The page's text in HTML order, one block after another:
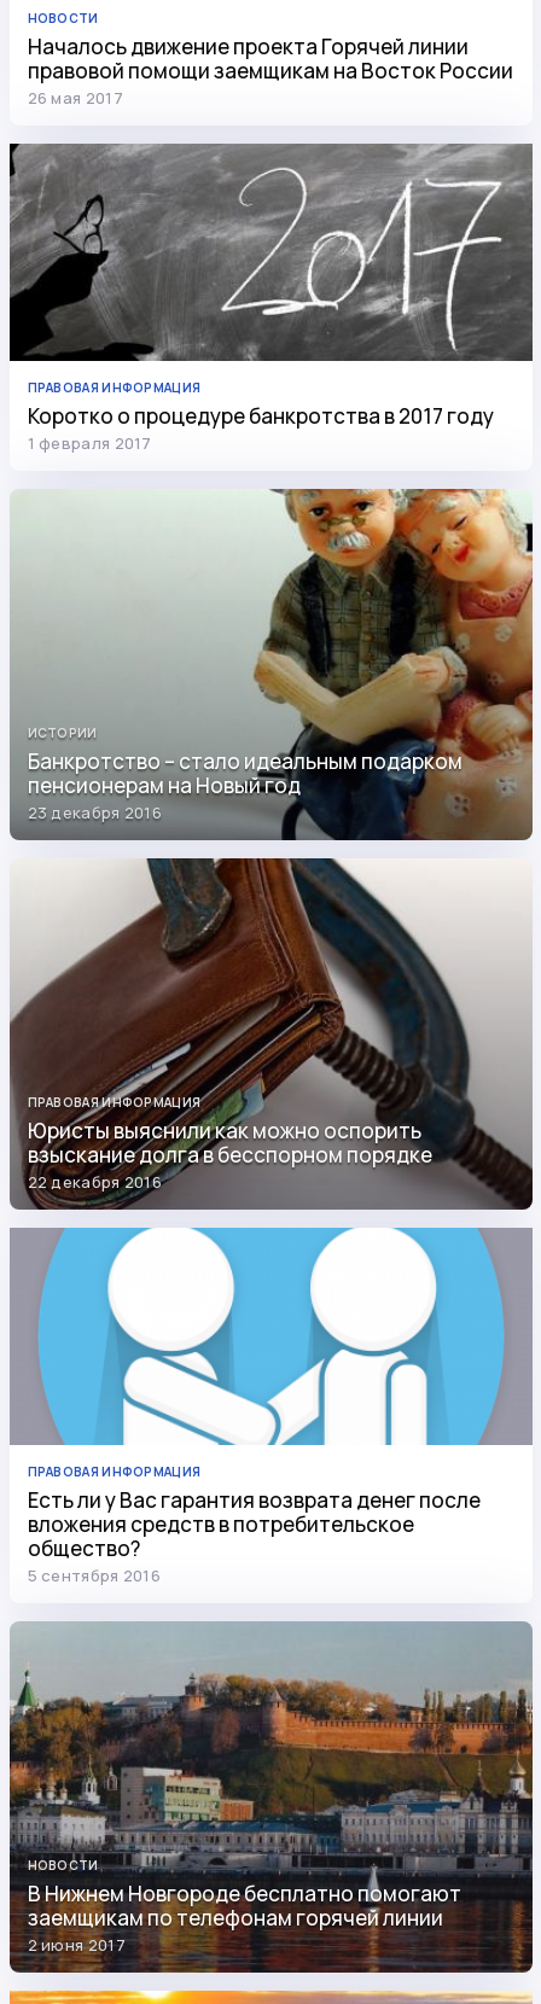
НОВОСТИ
Началось движение проекта Горячей линии
правовой помощи заемщикам на Восток России
26 мая 2017
ПРАВОВАЯ ИНФОРМАЦИЯ
Коротко о процедуре банкротства в 2017 году
1 февраля 2017
ИСТОРИИ
Банкротство – стало идеальным подарком
пенсионерам на Новый год
23 декабря 2016
ПРАВОВАЯ ИНФОРМАЦИЯ
Юристы выяснили как можно оспорить
взыскание долга в бесспорном порядке
22 декабря 2016
ПРАВОВАЯ ИНФОРМАЦИЯ
Есть ли у Вас гарантия возврата денег после
вложения средств в потребительское
общество?
5 сентября 2016
НОВОСТИ
В Нижнем Новгороде бесплатно помогают
заемщикам по телефонам горячей линии
2 июня 2017